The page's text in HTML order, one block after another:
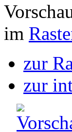
im
zur
zur